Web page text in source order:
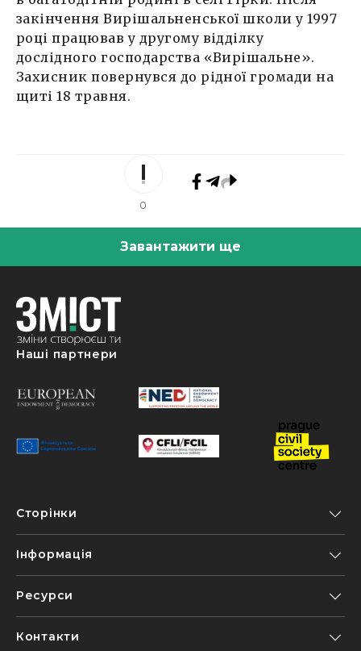
закінчення Вирішальненської школи у 1997
році працював у другому відділку
дослідного господарства «Вирішальне».
Захисник повернувся до рідної громади на
щиті 18 травня.
0
Завантажити ще
Наші партнери
Сторінки
Інформація
Ресурси
Контакти